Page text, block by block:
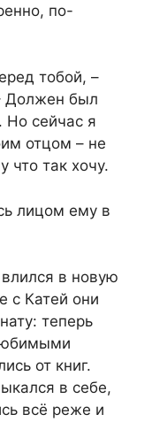
по-
тобой, –
Должен был
Но сейчас я
отцом – не
что так хочу.
лицом ему в
в новую
с Катей они
теперь
от книг.
в себе,
всё реже и